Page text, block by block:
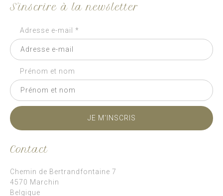
S'inscrire à la newsletter
Adresse e-mail *
Prénom et nom
Contact
Chemin de Bertrandfontaine 7
4570 Marchin
Belgique